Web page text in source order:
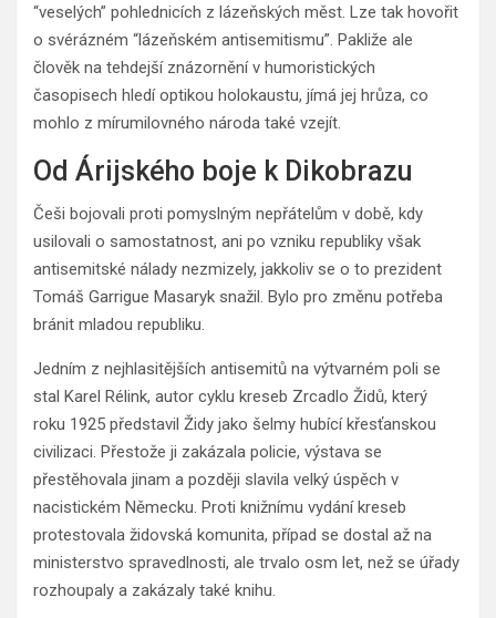
“veselých” pohlednicích z lázeňských měst. Lze tak hovořit
o svérázném “lázeňském antisemitismu”. Pakliže ale
člověk na tehdejší znázornění v humoristických
časopisech hledí optikou holokaustu, jímá jej hrůza, co
mohlo z mírumilovného národa také vzejít.
Od Árijského boje k Dikobrazu
Češi bojovali proti pomyslným nepřátelům v době, kdy
usilovali o samostatnost, ani po vzniku republiky však
antisemitské nálady nezmizely, jakkoliv se o to prezident
Tomáš Garrigue Masaryk snažil. Bylo pro změnu potřeba
bránit mladou republiku.
Jedním z nejhlasitějších antisemitů na výtvarném poli se
stal Karel Rélink, autor cyklu kreseb Zrcadlo Židů, který
roku 1925 představil Židy jako šelmy hubící křesťanskou
civilizaci. Přestože ji zakázala policie, výstava se
přestěhovala jinam a později slavila velký úspěch v
nacistickém Německu. Proti knižnímu vydání kreseb
protestovala židovská komunita, případ se dostal až na
ministerstvo spravedlnosti, ale trvalo osm let, než se úřady
rozhoupaly a zakázaly také knihu.